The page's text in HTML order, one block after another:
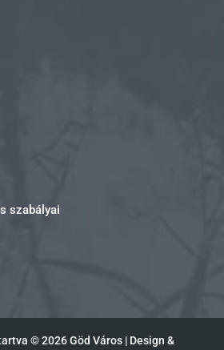
szabályai
©2026 Göd Város | Design &